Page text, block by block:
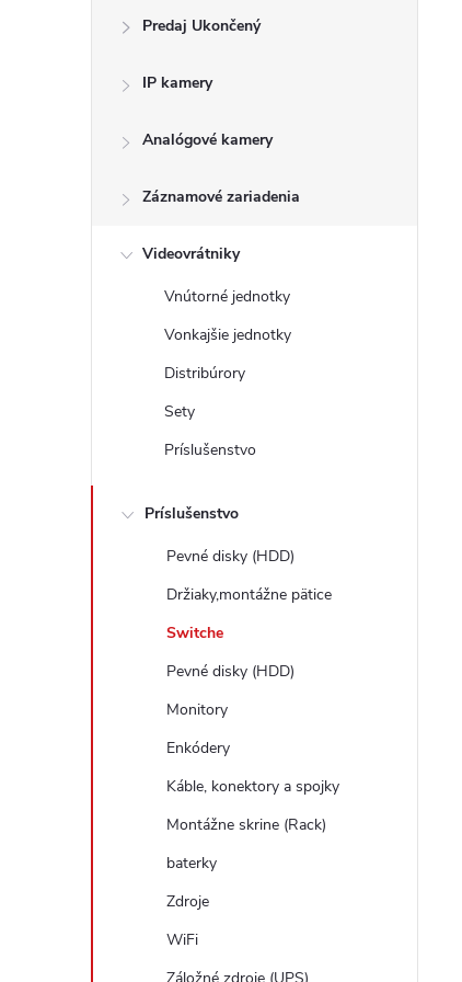
Predaj Ukončený
IP kamery
Analógové kamery
Záznamové zariadenia
Videovrátniky
Vnútorné jednotky
Vonkajšie jednotky
Distribúrory
Sety
Príslušenstvo
Príslušenstvo
Pevné disky (HDD)
Držiaky,montážne pätice
Switche
Pevné disky (HDD)
Monitory
Enkódery
Káble, konektory a spojky
Montážne skrine (Rack)
baterky
Zdroje
WiFi